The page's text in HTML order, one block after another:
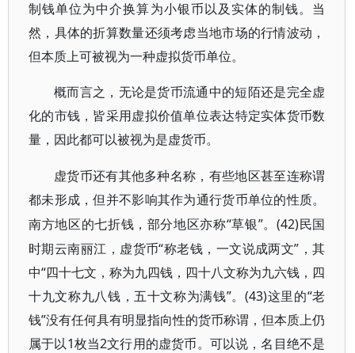
制钱单位为中介换算为小银币以及实体的制钱。当
然，具体的折算数量还须考虑当地市场的行情波动，
但本质上可被视为一种虚拟货币单位。
概而言之，无论是货币流通中的短陌还是完全虚
化的市钱，皆采用虚拟价值单位表达特定实体货币数
量，因此都可以被视为是虚货币。
虚货币还有其他多种名称，有些地区甚至连称谓
都未形成，但并不影响其作为通行货币单位的性质。
南方地区的七折钱，部分地区亦称“草银”。(42)民国
时期云南丽江，虚货币“称老钱，一文说成两文”，其
中“四十七文，称为九四钱，四十八文称为九六钱，四
十九文称九八钱，五十文称为满钱”。(43)这里的“老
钱”没有任何具有明显指向性的货币称谓，但本质上仍
属于以1枚当2文行用的虚货币。可以说，名目绝不是